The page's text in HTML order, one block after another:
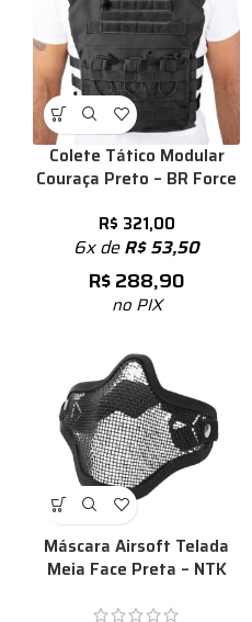
Colete Tático Modular
Couraça Preto – BR Force
R$ 321,00
6x deR$53,50
R$288,90
no PIX
Máscara Airsoft Telada
Meia Face Preta – NTK